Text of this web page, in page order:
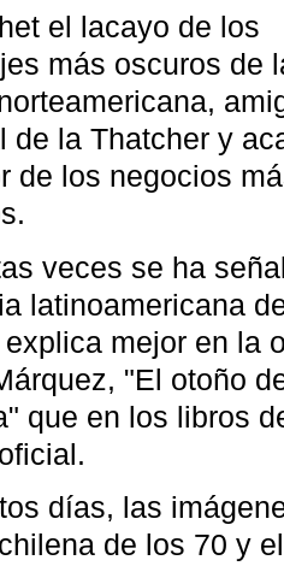
el lacayo de los
más oscuros de
de la Thatcher y
de los negocios
veces se ha
latinoamericana
mejor en la
"El otoño
que en los libros
días, las
de los 70 y